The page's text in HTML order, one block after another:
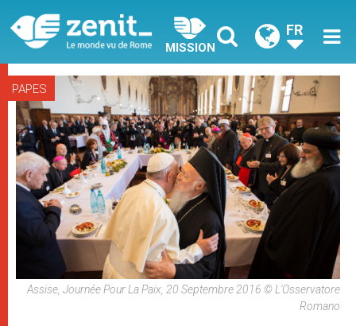
MISSION
FR
PAPES
Assise, Journée Pour La Paix, 20 Septembre 2016 © L'Osservatore
Romano